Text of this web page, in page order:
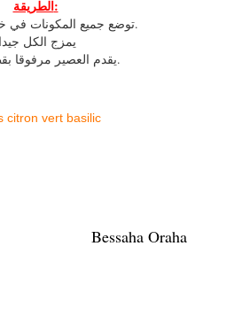
الطريقة:
- توضع جميع المكونات في خلاط العصير.
- يقدم العصير مرفوقا بقطع الثلج.
Bessaha Oraha